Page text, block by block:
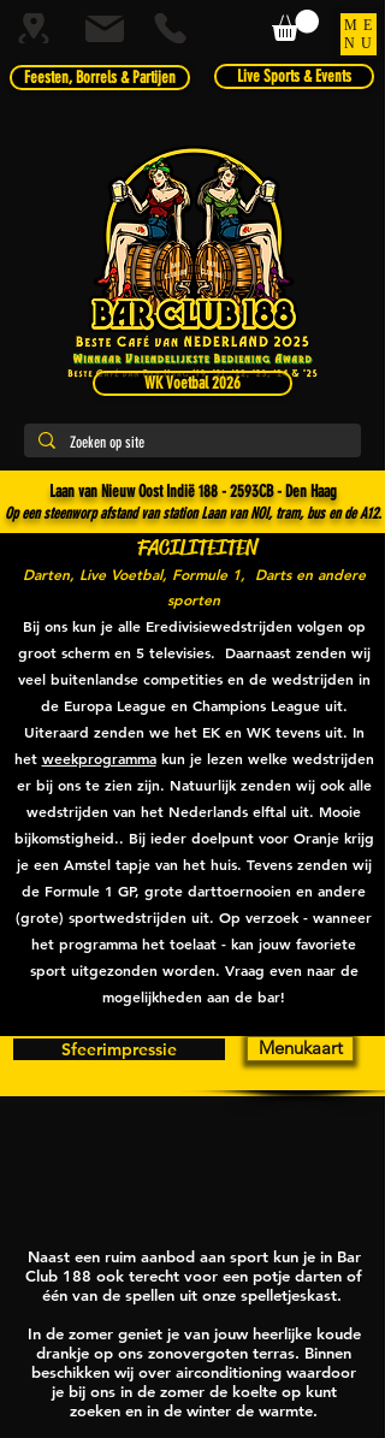
Feesten, Borrels & Partijen
ME
NU
Live Sports & Events
Laan van Nieuw Oost Indië 188 - 2593CB - Den Haag
Op een steenworp afstand van station Laan van NOI, tram, bus en de A12.
WK Voetbal 2026
FACILITEITEN
Darten, Live Voetbal, Formule 1, Darts en andere
sporten
Bij ons kun je alle Eredivisiewedstrijden volgen op
groot scherm en 5 televisies. Daarnaast zenden wij
veel buitenlandse competities en de wedstrijden in
de Europa League en Champions League uit.
Uiteraard zenden we het EK en WK tevens uit. In
het weekprogrammakun je lezen welke wedstrijden
er bij ons te zien zijn. Natuurlijk zenden wij ook alle
wedstrijden van het Nederlands elftal uit. Mooie
bijkomstigheid.. Bij ieder doelpunt voor Oranje krijg
je een Amstel tapje van het huis. Tevens zenden wij
de Formule 1 GP, grote darttoernooien en andere
(grote) sportwedstrijden uit. Op verzoek - wanneer
het programma het toelaat - kan jouw favoriete
sport uitgezonden worden. Vraag even naar de
mogelijkheden aan de bar!
Sfeerimpressie Menukaart
Naast een ruim aanbod aan sport kun je in Bar
Club 188 ook terecht voor een potje darten of
één van de spellen uit onze spelletjeskast.
In de zomer geniet je van jouw heerlijke koude
drankje op ons zonovergoten terras. Binnen
beschikken wij over airconditioning waardoor
je bij ons in de zomer de koelte op kunt
zoeken en in de winter de warmte.